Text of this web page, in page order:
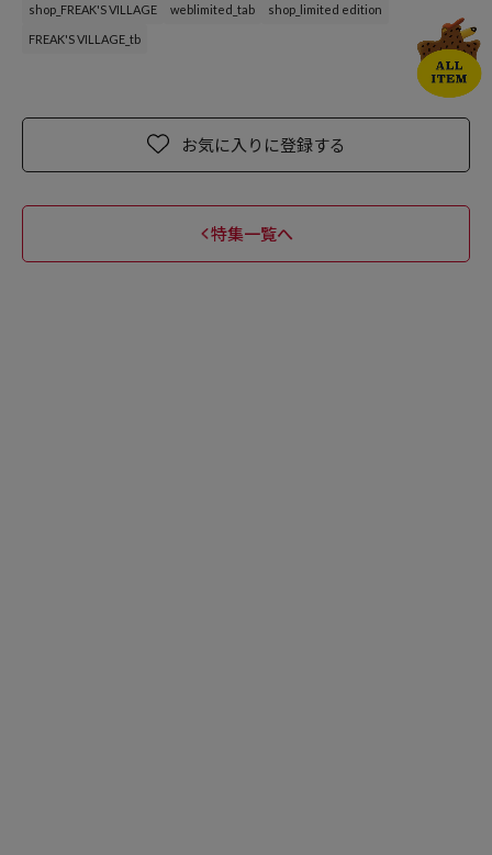
shop_FREAK'S VILLAGE weblimited_tab shop_limited edition
FREAK'S VILLAGE_tb
お気に入りに登録する
特集一覧へ